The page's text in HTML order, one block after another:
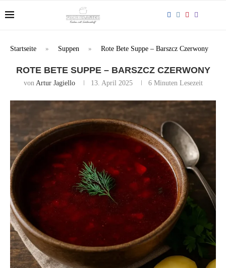
Startseite » Suppen » Rote Bete Suppe – Barszcz Czerwony
ROTE BETE SUPPE – BARSZCZ CZERWONY
von Artur Jagiello 13. April 2025 6 Minuten Lesezeit